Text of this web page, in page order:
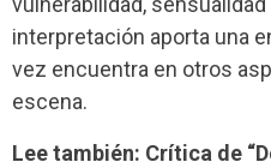
interpretación aporta una
vez encuentra en otros
escena.
Lee también: Crítica de